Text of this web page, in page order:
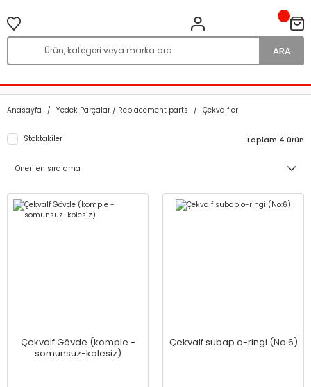
ARA
Anasayfa Yedek Parçalar / Replacement parts Çekvalfler
Stoktakiler Toplam 4 ürün
Çekvalf Gövde (komple -
somunsuz-kolesiz)
Çekvalf subap o-ringi (No:6)